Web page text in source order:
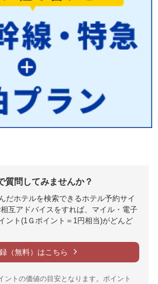
質問してみませんか？
だホテルを検索できるホテル予約サイ
互アドバイスをすれば、マイル・電子
ント(1Ｇポイント＝1円相当)がどんど
（無料）はこちら
トの価値の目安となります。ポイント